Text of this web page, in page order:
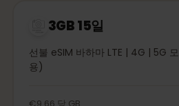
3GB 15일
선불 eSIM 바하마 LTE | 4G | 5G
용)
€9.66 당 GB